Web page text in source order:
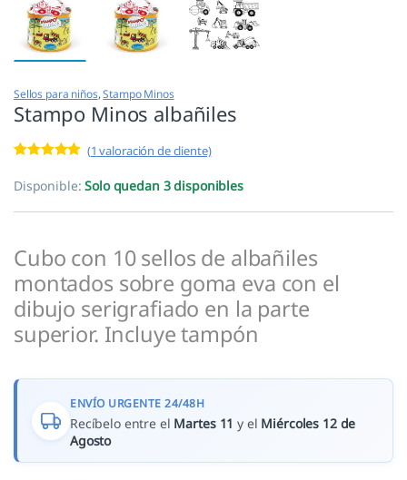
Sellos para niños,Stampo Minos
Stampo Minos albañiles
5.00de 5 en
base a
(1 valoración de cliente)
Disponible:Solo quedan 3 disponibles
Cubo con 10 sellos de albañiles
montados sobre goma eva con el
dibujo serigrafiado en la parte
superior. Incluye tampón
ENVÍO URGENTE 24/48H
Recíbelo entre el Martes 11 y el Miércoles 12 de
Agosto